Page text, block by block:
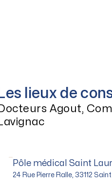
lieux de
Agout,
Pôle médical Saint
24 Rue Pierre Ralle, 33112